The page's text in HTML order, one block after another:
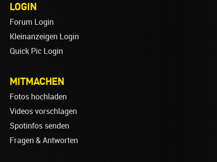
LOGIN
Forum Login
Kleinanzeigen Login
Quick Pic Login
MITMACHEN
Fotos hochladen
Videos vorschlagen
Spotinfos senden
Fragen & Antworten